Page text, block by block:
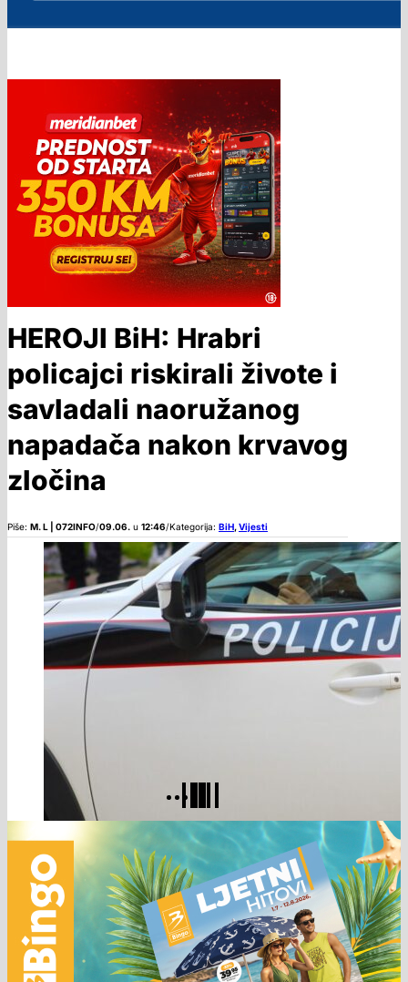
HEROJI BiH: Hrabri
policajci riskirali živote i
savladali naoružanog
napadača nakon krvavog
zločina
Piše: M. L | 072INFO/09.06. u 12:46/Kategorija: BiH,Vijesti